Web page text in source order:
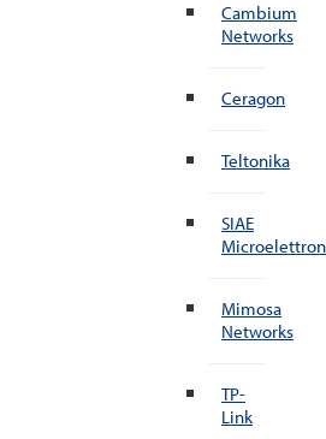
Cambium
Networks
Ceragon
Teltonika
SIAE
Mimosa
Networks
TP-
Link